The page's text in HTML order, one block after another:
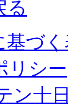
る
基づ
リシー
ン十